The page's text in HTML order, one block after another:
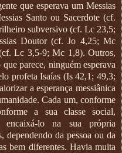
que esperava um Messias
Santo ou Sacerdote (cf.
subversivo (cf. Lc 23,5;
Doutor (cf. Jo 4,25; Mc
Lc 3,5-9; Mc 1,8). Outros,
parece, ninguém esperava
profeta Isaías (Is 42,1; 49,3;
a esperança messiânica
Cada um, conforme
a sua classe social,
encaixá-lo na sua própria
dependendo da pessoa ou da
bem diferentes. Havia muita